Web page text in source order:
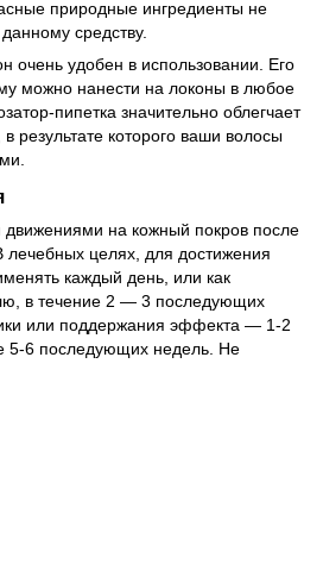
природные ингредиенты не
средству.
очень удобен в использовании. Его
можно нанести на локоны в любое
пипетка значительно облегчает
результате которого ваши волосы
на кожный покров после
целях, для достижения
каждый день, или как
в течение 2 — 3 последующих
или поддержания эффекта — 1-2
5-6 последующих недель. Не